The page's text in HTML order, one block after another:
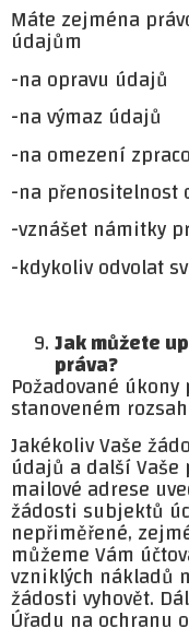
Máte zejména
údajům
-na opravu údajů
-na výmaz údajů
-na omezení
-na přenositelnost
-vznášet námitky
-kdykoliv odvolat
Jak můžete
práva?
Požadované
stanoveném
Jakékoliv Vaše
údajů a další
mailové adrese
žádosti subjektů
nepřiměřené,
můžeme Vám
vzniklých nákladů
žádosti vyhovět.
Úřadu na ochranu